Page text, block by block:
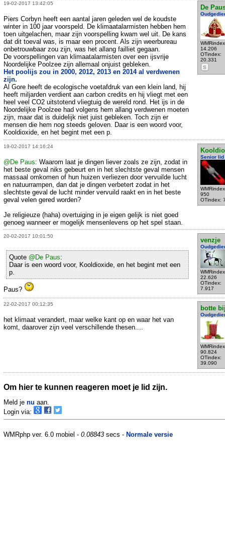
19-02-2017 13:42:05
De
14.206
OTindex:
20.331
S
Piers Corbyn heeft een aantal jaren geleden wel de koudste
winter in 100 jaar voorspeld. De klimaatalarmisten hebben hem
toen uitgelachen, maar zijn voorspelling kwam wel uit. De kans
dat dit toeval was, is maar een procent. Als zijn weerbureau
onbetrouwbaar zou zijn, was het allang failliet gegaan.
De voorspellingen van klimaatalarmisten over een ijsvrije
Noordelijke Poolzee zijn allemaal onjuist gebleken.
Het poolijs zou in 2000, 2012, 2013 en 2014 al verdwenen
zijn.
Al Gore heeft de ecologische voetafdruk van een klein land, hij
heeft miljarden verdient aan carbon credits en hij vliegt met een
heel veel CO2 uitstotend vliegtuig de wereld rond. Het ijs in de
Noordelijke Poolzee had volgens hem allang verdwenen moeten
zijn, maar dat is duidelijk niet juist gebleken. Toch zijn er
mensen die hem nog steeds geloven. Daar is een woord voor,
Kooldioxide, en het begint met een p.
19-02-2017 14:16:24
Senior lid
950
OTindex:
@De Paus: Waarom laat je dingen liever zoals ze zijn, zodat in
het beste geval niks gebeurt en in het slechtste geval mensen
massaal omkomen of hun huizen verliezen door vervuilde lucht
en natuurrampen, dan dat je dingen verbetert zodat in het
slechtste geval de lucht minder vervuild raakt en in het beste
geval velen gered worden?
Je religieuze (haha) overtuiging in je eigen gelijk is niet goed
genoeg wanneer er mogelijk mensenlevens op het spel staan.
20-02-2017 10:01:50
venzje
22.626
OTindex:
7.917
Quote @De Paus:
Daar is een woord voor, Kooldioxide, en het begint met een
p.
Paus?
22-02-2017 00:12:35
botte
90.824
OTindex:
39.090
het klimaat verandert, maar welke kant op en waar het van
komt, daarover zijn veel verschillende thesen....
Om hier te kunnen reageren moet je lid zijn.
Meld je nu aan.
Login via:
WMRphp ver. 6.0 mobiel - 0.08843 secs - Normale versie